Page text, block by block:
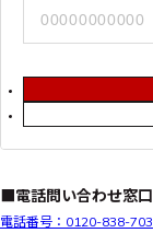
■電話問い合わせ窓口
電話番号：0120-838-703